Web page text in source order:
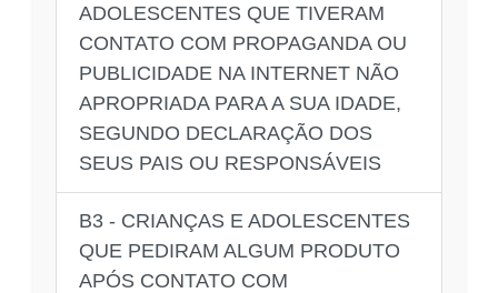
ADOLESCENTES QUE TIVERAM
CONTATO COM PROPAGANDA OU
PUBLICIDADE NA INTERNET NÃO
APROPRIADA PARA A SUA IDADE,
SEGUNDO DECLARAÇÃO DOS
SEUS PAIS OU RESPONSÁVEIS
B3 - CRIANÇAS E ADOLESCENTES
QUE PEDIRAM ALGUM PRODUTO
APÓS CONTATO COM